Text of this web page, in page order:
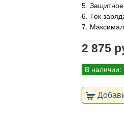
5.
6. Ток
7.
2 875
В наличии: